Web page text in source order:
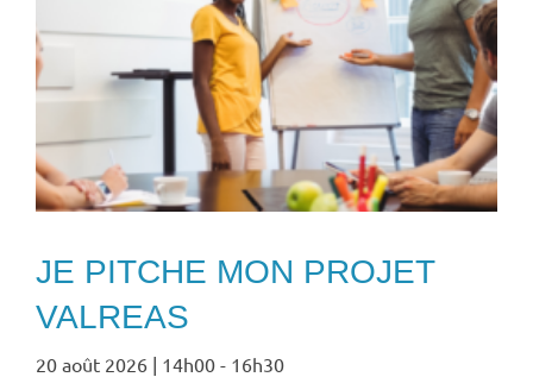
JE PITCHE MON PROJET
VALREAS
20 août 2026 | 14h00 - 16h30